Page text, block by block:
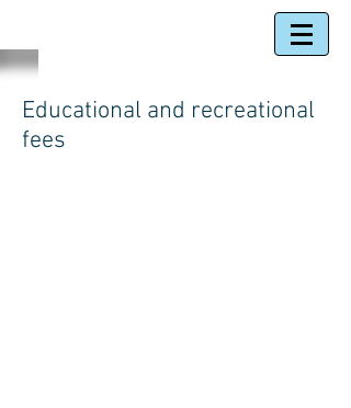
Educational and recreational
fees